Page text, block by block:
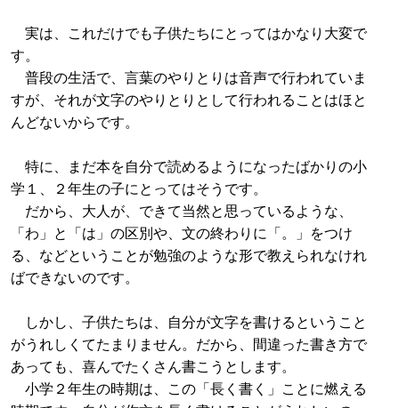
実は、これだけでも子供たちにとってはかなり大変で
す。
普段の生活で、言葉のやりとりは音声で行われていま
すが、それが文字のやりとりとして行われることはほと
んどないからです。
特に、まだ本を自分で読めるようになったばかりの小
学１、２年生の子にとってはそうです。
だから、大人が、できて当然と思っているような、
「わ」と「は」の区別や、文の終わりに「。」をつけ
る、などということが勉強のような形で教えられなけれ
ばできないのです。
しかし、子供たちは、自分が文字を書けるということ
がうれしくてたまりません。だから、間違った書き方で
あっても、喜んでたくさん書こうとします。
小学２年生の時期は、この「長く書く」ことに燃える